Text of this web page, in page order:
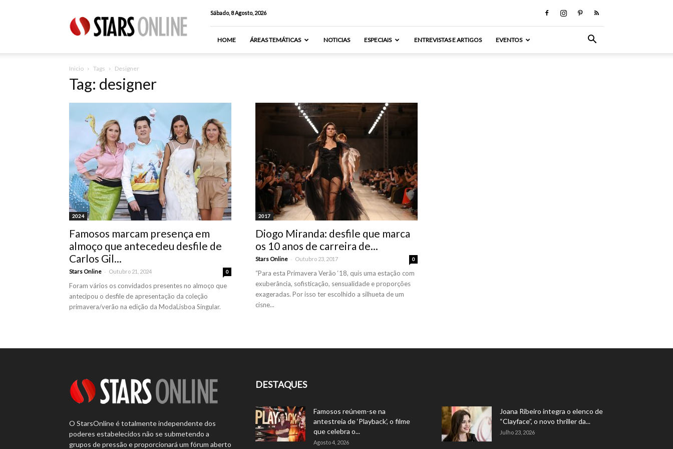
Online
Sábado, 8 Agosto, 2026
HOME ÁREAS TEMÁTICAS NOTICIAS ESPECIAIS ENTREVISTAS E ARTIGOS EVENTOS
Inicio Tags Designer
Tag: designer
2024
Famosos marcam presença em
almoço que antecedeu desfile de
Carlos Gil...
Stars Online - Outubro 21, 2024 0
Foram vários os convidados presentes no almoço que
antecipou o desfile de apresentação da coleção
primavera/verão na edição da ModaLisboa Singular.
2017
Diogo Miranda: desfile que marca
os 10 anos de carreira de...
Stars Online - Outubro 23, 2017 0
“Para esta Primavera Verão ‘18, quis uma estação com
exuberância, sofisticação, sensualidade e proporções
exageradas. Por isso ter escolhido a silhueta de um
cisne...
O StarsOnline é totalmente independente dos
poderes estabelecidos não se submetendo a
grupos de pressão e proporcionará um fórum aberto
DESTAQUES
Famosos reúnem-se na
antestreia de ‘Playback’, o filme
que celebra o...
Agosto 4, 2026
Joana Ribeiro integra o elenco de
“Clayface”, o novo thriller da...
Julho 23, 2026